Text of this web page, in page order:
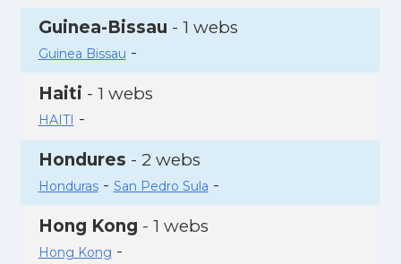
Guinea-Bissau - 1 webs
Guinea Bissau -
Haiti - 1 webs
HAITI -
Hondures - 2 webs
Honduras- San Pedro Sula -
Hong Kong - 1 webs
Hong Kong -